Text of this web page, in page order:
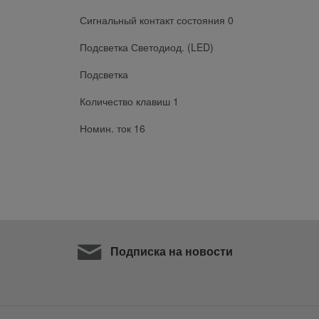
Сигнальный контакт состояния 0
Подсветка Светодиод. (LED)
Подсветка
Количество клавиш 1
Номин. ток 16
Подписка на новости